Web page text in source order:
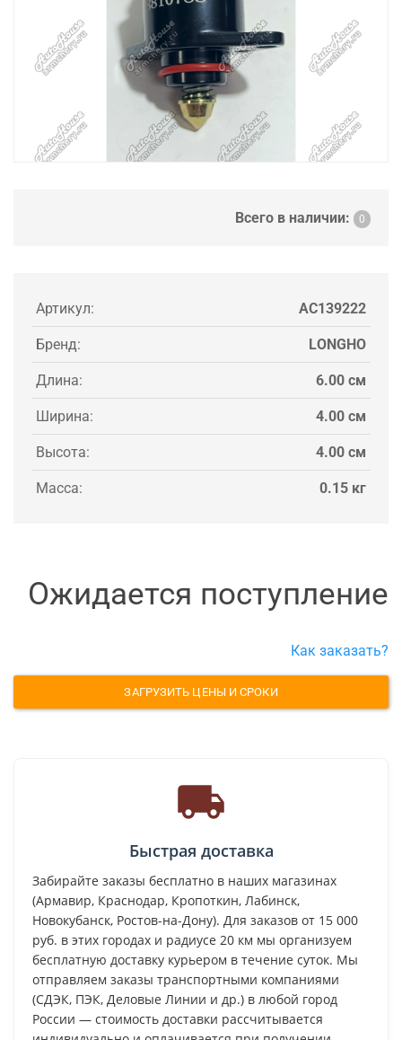
Всего в наличии: 0
Артикул: AC139222
Бренд: LONGHO
Длина: 6.00 см
Ширина: 4.00 см
Высота: 4.00 см
Масса: 0.15 кг
Ожидается поступление
Как заказать?
ЗАГРУЗИТЬ ЦЕНЫ И СРОКИ
Быстрая доставка
Забирайте заказы бесплатно в наших магазинах
(Армавир, Краснодар, Кропоткин, Лабинск,
Новокубанск, Ростов-на-Дону). Для заказов от 15 000
руб. в этих городах и радиусе 20 км мы организуем
бесплатную доставку курьером в течение суток. Мы
отправляем заказы транспортными компаниями
(СДЭК, ПЭК, Деловые Линии и др.) в любой город
России — стоимость доставки рассчитывается